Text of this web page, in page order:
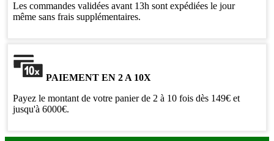
Les commandes validées avant 13h sont expédiées le jour
même sans frais supplémentaires.
PAIEMENT EN 2 A 10X
Payez le montant de votre panier de 2 à 10 fois dès 149€ et
jusqu'à 6000€.